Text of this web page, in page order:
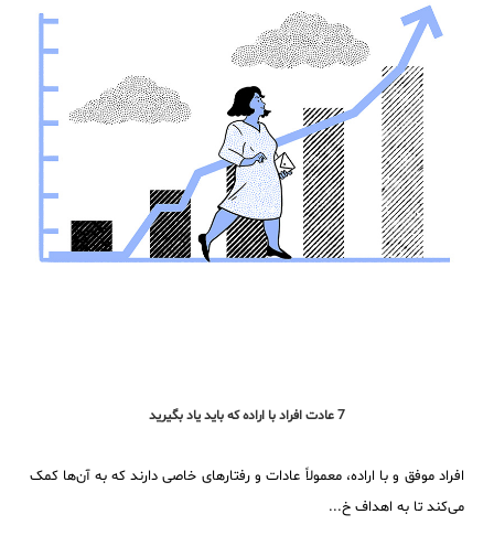
7 عادت افراد با اراده که باید یاد بگیرید
افراد موفق و با اراده، معمولاً عادات و رفتارهای خاصی دارند که به آن‌ها کمک
می‌کند تا به اهداف خ...